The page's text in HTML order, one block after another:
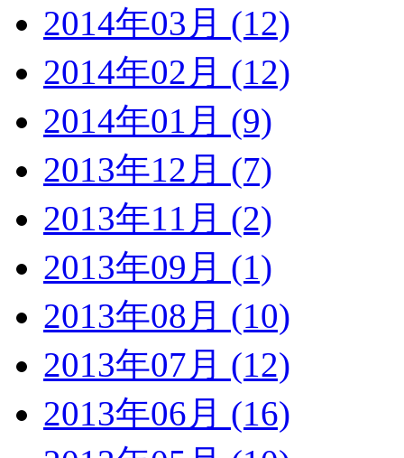
2014年03月 (12)
2014年02月 (12)
2014年01月 (9)
2013年12月 (7)
2013年11月 (2)
2013年09月 (1)
2013年08月 (10)
2013年07月 (12)
2013年06月 (16)